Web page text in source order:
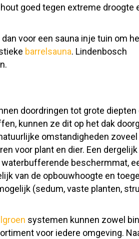
goed tegen extreme droogte
voor een sauna inje tuin om
barrelsauna. Lindenbosch
doordringen tot grote diepten
kunnen ze dit op het dak
omstandigheden zoveel
voor plant en dier. Een dergelijk
beschermmat,
van de opbouwhoogte en
(sedum, vaste planten,
systemen kunnen zowel
voor iedere omgeving.